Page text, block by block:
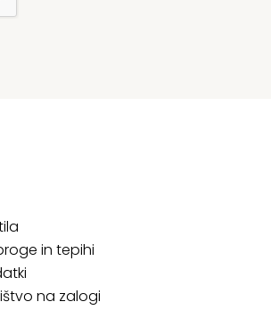
in tepihi
na zalogi